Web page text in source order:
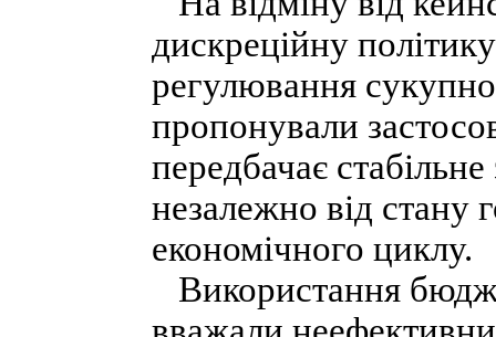
дискреційну
регулювання
пропонували
передбачає
незалежно від стану
економічного циклу.
Використання